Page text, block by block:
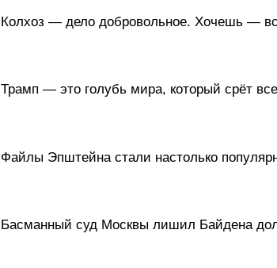
Колхоз — дело добровольное. Хочешь —
Трамп — это голубь мира, который срёт
Файлы Эпштейна стали настолько
Басманный суд Москвы лишил Байдена